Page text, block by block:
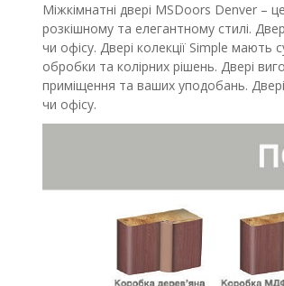
Міжкімнатні двері MSDoors Denver –
розкішному та елегантному стилі.
чи офісу. Двері колекції Simple
обробки та колірних рішень. Двері
приміщення та ваших уподобань.
чи офісу.